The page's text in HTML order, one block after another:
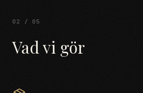
02 / 05
Vad vi gör